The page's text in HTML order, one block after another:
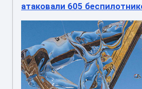
атаковали 605